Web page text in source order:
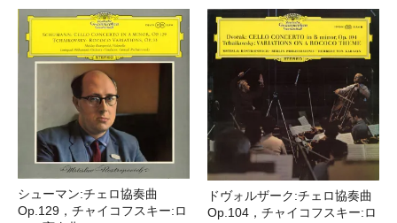
シューマン:チェロ協奏曲
Op.129，チャイコフスキー:ロ
ドヴォルザーク:チェロ協奏曲
Op.104，チャイコフスキー:ロ